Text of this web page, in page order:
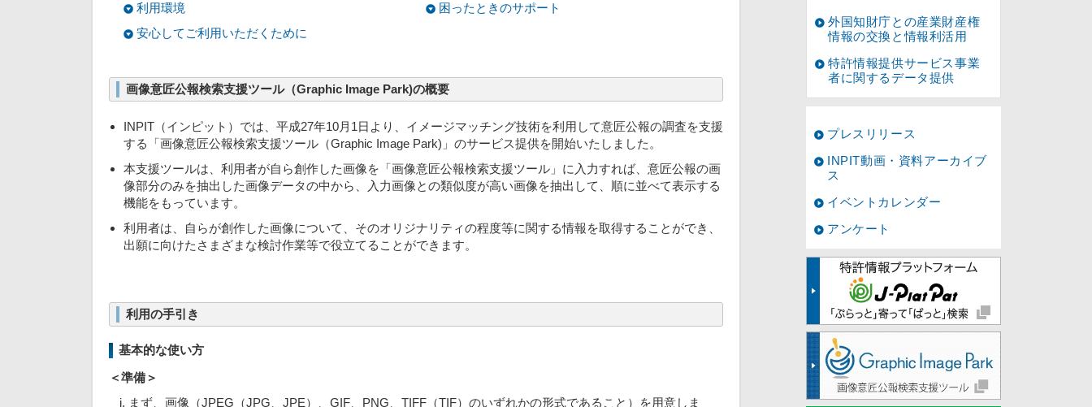
利用環境
困ったときのサポート
安心してご利用いただくために
画像意匠公報検索支援ツール（Graphic Image Park)の概要
INPIT（インピット）では、平成27年10月1日より、イメージマッチング技術を利用して意匠公報の調査を支援
する「画像意匠公報検索支援ツール（Graphic Image Park)」のサービス提供を開始いたしました。
本支援ツールは、利用者が自ら創作した画像を「画像意匠公報検索支援ツール」に入力すれば、意匠公報の画
像部分のみを抽出した画像データの中から、入力画像との類似度が高い画像を抽出して、順に並べて表示する
機能をもっています。
利用者は、自らが創作した画像について、そのオリジナリティの程度等に関する情報を取得することができ、
出願に向けたさまざまな検討作業等で役立てることができます。
利用の手引き
基本的な使い方
＜準備＞
まず、画像（JPEG（JPG、JPE）、GIF、PNG、TIFF（TIF）のいずれかの形式であること）を用意しま
外国知財庁との産業財産権
情報の交換と情報利活用
特許情報提供サービス事業
者に関するデータ提供
プレスリリース
INPIT動画・資料アーカイブ
ス
イベントカレンダー
アンケート